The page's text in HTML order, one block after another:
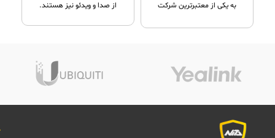
به یکی از معتبرترین شرکت
است وخدمات پس از
شناخته می شود.
نیتا شبکه برای رضایت هر چه
قرار داده است به گونه ای که
مشتریان ما در شهرستان ها
از صدا و ویدئو نیز هستند.